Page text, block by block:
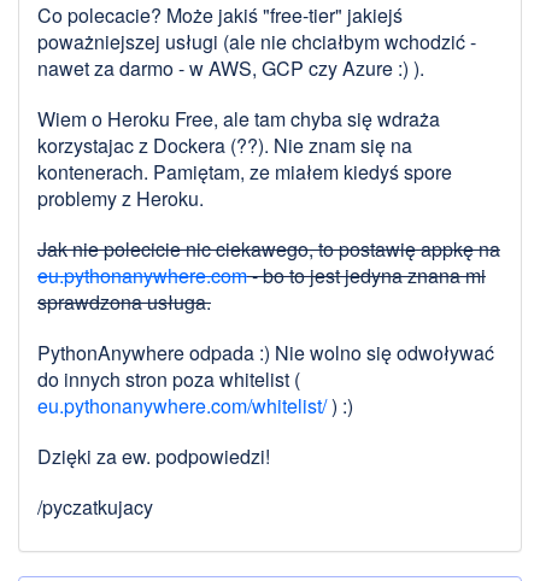
Co polecacie? Może jakiś "free-tier" jakiejś
poważniejszej usługi (ale nie chciałbym wchodzić -
nawet za darmo - w AWS, GCP czy Azure :) ).
Wiem o Heroku Free, ale tam chyba się wdraża
korzystajac z Dockera (??). Nie znam się na
kontenerach. Pamiętam, ze miałem kiedyś spore
problemy z Heroku.
Jak nie polecicie nic ciekawego, to postawię appkę na
eu.pythonanywhere.com- bo to jest jedyna znana mi
sprawdzona usługa.
PythonAnywhere odpada :) Nie wolno się odwoływać
do innych stron poza whitelist (
eu.pythonanywhere.com/whitelist/) :)
Dzięki za ew. podpowiedzi!
/pyczatkujacy